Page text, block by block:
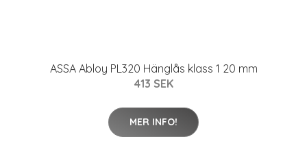
ASSA Abloy PL320 Hänglås klass 1 20 mm
413 SEK
MER INFO!